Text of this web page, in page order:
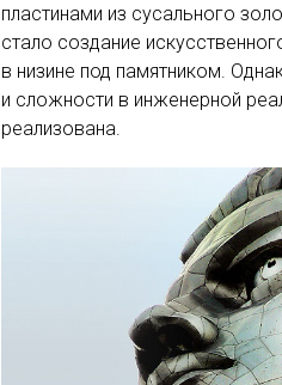
пластинами из сусального
стало создание
в низине под памятником.
и сложности в инженерной
реализована.